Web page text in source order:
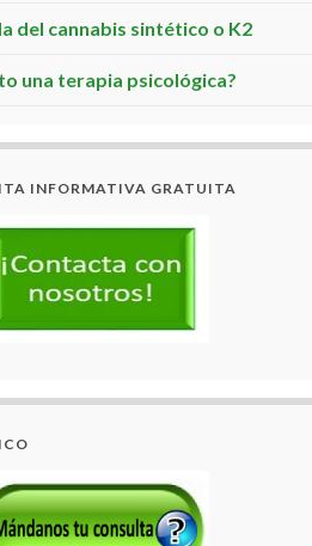
del cannabis sintético o K2
una terapia psicológica?
INFORMATIVA GRATUITA